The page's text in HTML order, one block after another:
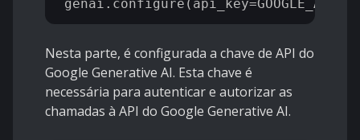
Nesta parte, é configurada a chave de API do
Google Generative AI. Esta chave é
necessária para autenticar e autorizar as
chamadas à API do Google Generative AI.